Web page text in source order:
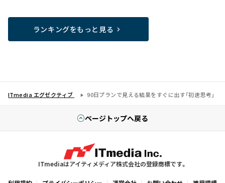
ランキングをもっと見る
ITmedia エグゼクティブ 90日プランで見える結果をすぐに出す「初速思考」
ページトップへ戻る
ITmediaはアイティメディア株式会社の登録商標です。